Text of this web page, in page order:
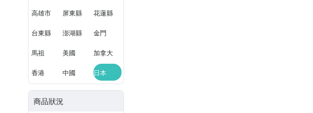
高雄市 屏東縣 花蓮縣
台東縣 澎湖縣 金門
馬祖 美國 加拿大
香港 中國 日本
商品狀況